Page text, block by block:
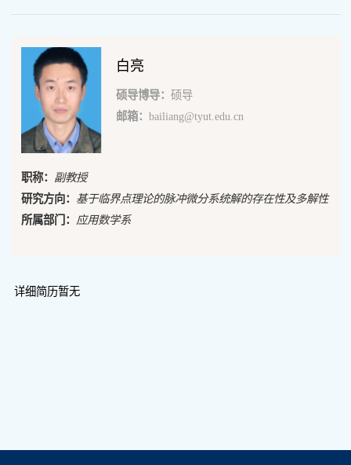
白亮
硕导博导： 硕导
邮箱： bailiang@tyut.edu.cn
职称： 副教授
研究方向： 基于临界点理论的脉冲微分系统解的存在性及多解性
所属部门： 应用数学系
详细简历暂无